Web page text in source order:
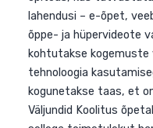
tehnoloogia
õpitoas, kus
lahendusi – e-õpet,
õppe- ja
kohtutakse
tehnoloogia